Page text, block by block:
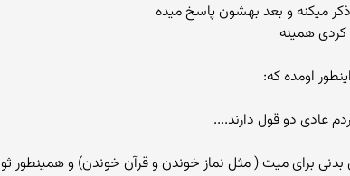
میکنه و بعد بهشون پاسخ میده
کردی همینه
اومده که:
عادی دو قول دارند....
برای میت ( مثل نماز خوندن و قرآن خوندن) و همینطور